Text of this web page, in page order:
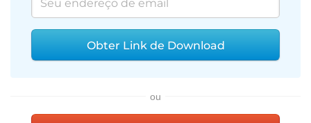
Obter Link de Download
ou